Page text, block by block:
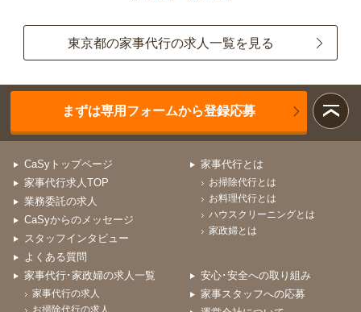
東京都の家事代行の求人一覧を見る
まずは専用フォームから登録応募
CaSyトップページ
家事代行求人TOP
業務委託の求人
CaSyからのメッセージ
スタッフインタビュー
よくある質問
家事代行とは
お掃除代行とは
お料理代行とは
ハウスクリーニングとは
家政婦とは
家事代行･家政婦の求人一覧
家事代行の求人
安心･安全への取り組み
家事スタッフへの応募